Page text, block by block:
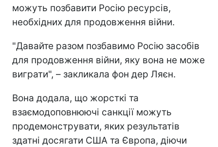
можуть позбавити Росію ресурсів,
необхідних для продовження війни.
"Давайте разом позбавимо Росію засобів
для продовження війни, яку вона не може
виграти", – закликала фон дер Ляєн.
Вона додала, що жорсткі та
взаємодоповнюючі санкції можуть
продемонструвати, яких результатів
здатні досягати США та Європа, діючи